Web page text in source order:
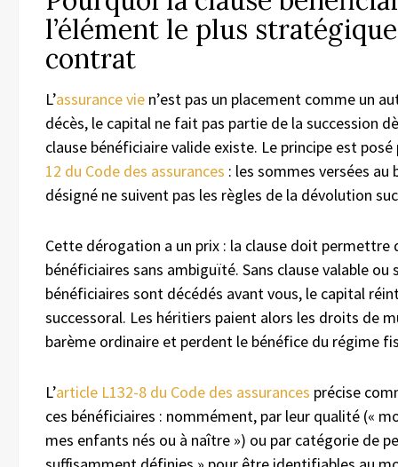
l’élément le plus
contrat
L’assurance vie n’est pas un placement comme un
décès, le capital ne fait pas partie de la succession
clause bénéficiaire valide existe. Le principe est posé
12 du Code des assurances : les sommes versées au
désigné ne suivent pas les règles de la dévolution
Cette dérogation a un prix : la clause doit permettre
bénéficiaires sans ambiguïté. Sans clause valable ou
bénéficiaires sont décédés avant vous, le capital
successoral. Les héritiers paient alors les droits de
barème ordinaire et perdent le bénéfice du régime
L’article L132-8 du Code des assurances précise
ces bénéficiaires : nommément, par leur qualité («
mes enfants nés ou à naître ») ou par catégorie de